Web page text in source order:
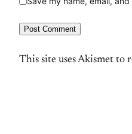
This site uses Akismet to